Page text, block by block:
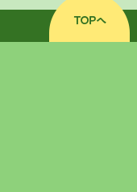
をご本人に通知又
当教習所は、お
性の確保 当教習所
。 6.安全管理措置
の責任体制を確保